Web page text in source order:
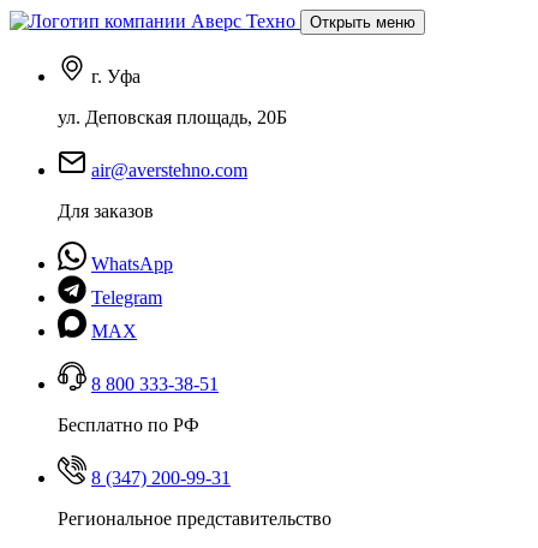
Открыть меню
г. Уфа
ул. Деповская площадь, 20Б
air@averstehno.com
Для заказов
WhatsApp
Telegram
MAX
8 800 333-38-51
Бесплатно по РФ
8 (347) 200-99-31
Региональное представительство